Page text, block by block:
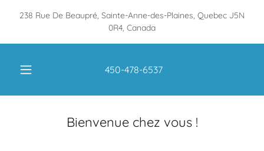
238 Rue De Beaupré, Sainte-Anne-des-Plaines, Quebec J5N
0R4, Canada
450-478-6537
Bienvenue chez vous !